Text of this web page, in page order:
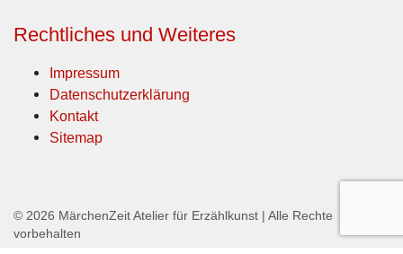
Rechtliches und Weiteres
Impressum
Datenschutzerklärung
Kontakt
Sitemap
© 2026 MärchenZeit Atelier für Erzählkunst | Alle Rechte
vorbehalten